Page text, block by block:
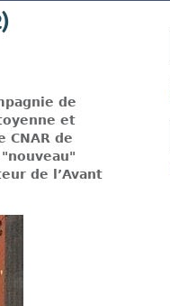
de
et
CNAR de
de l’Avant